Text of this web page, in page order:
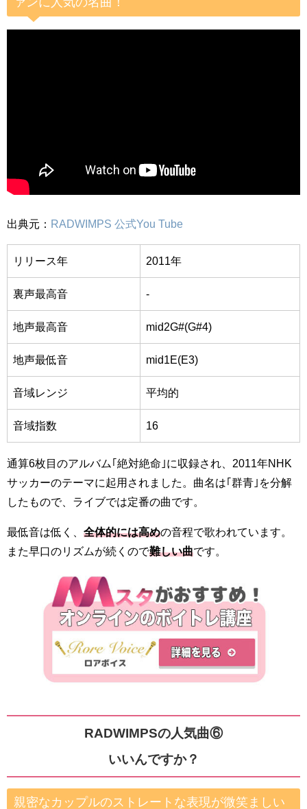
出典元： RADWIMPS 公式You Tube
リリース年 2011年
裏声最高音 -
地声最高音 mid2G#(G#4)
地声最低音 mid1E(E3)
音域レンジ 平均的
音域指数 16
通算6枚目のアルバム｢絶対絶命｣に収録され、2011年NHK
サッカーのテーマに起用されました。曲名は｢群青｣を分解
したもので、ライブでは定番の曲です。
最低音は低く、 全体的には高めの音程で歌われています。
また早口のリズムが続くので難しい曲です。
RADWIMPSの人気曲⑥
いいんですか？
親密なカップルのストレートな表現が微笑ましい